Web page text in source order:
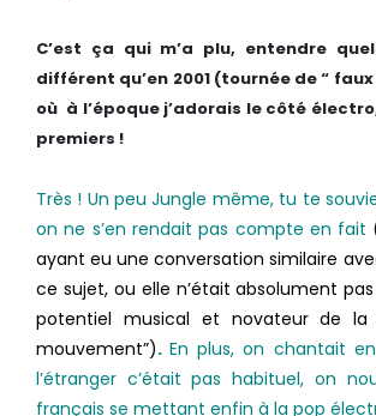
C’est ça qui m’a plu, entendre
différent qu’en 2001 (tournée de “
où à l’époque j’adorais le côté
premiers !
Très ! Un peu Jungle même, tu te
on ne s’en rendait pas compte en fait
ayant eu une conversation similaire
ce sujet, ou elle n’était absolument
potentiel musical et novateur de la
mouvement”).En plus, on chantait
l’étranger c’était pas habituel, on
français se mettant enfin à la pop